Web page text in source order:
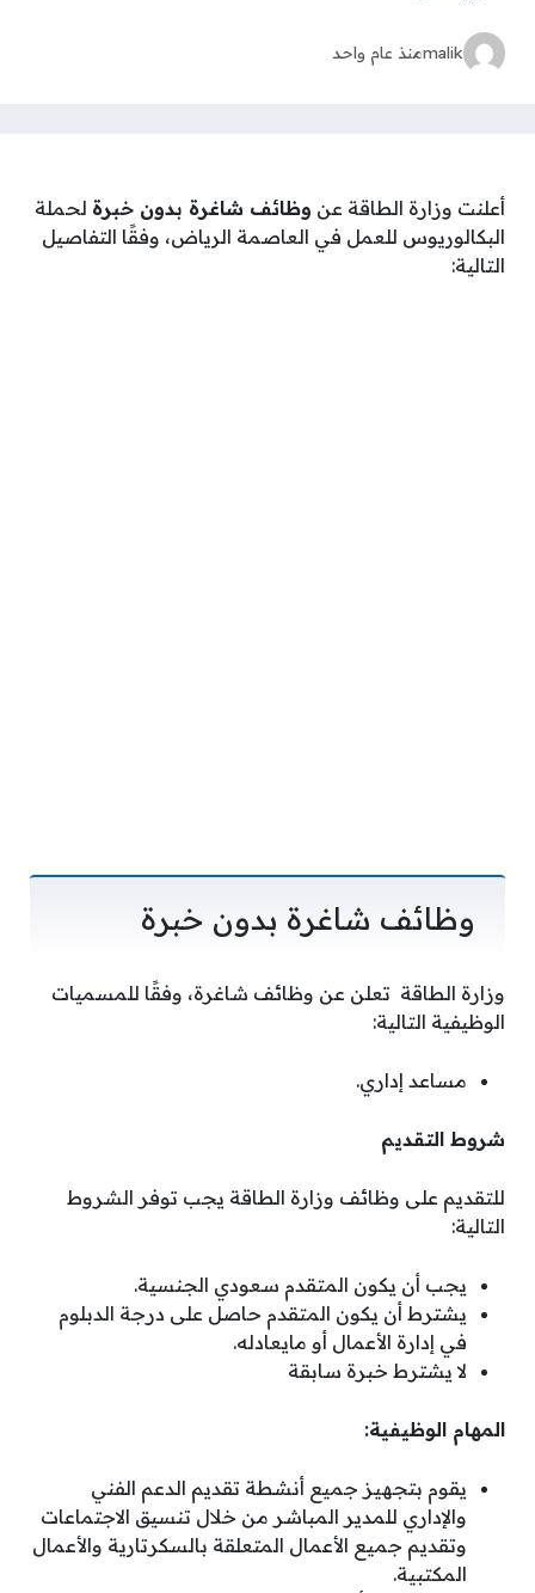
malikمنذ عام واحد
أعلنت وزارة الطاقة عن وظائف شاغرة بدون خبرة لحملة
البكالوريوس للعمل في العاصمة الرياض، وفقًا التفاصيل
التالية:
وظائف شاغرة بدون خبرة
وزارة الطاقة تعلن عن وظائف شاغرة، وفقًا للمسميات
الوظيفية التالية:
مساعد إداري.
شروط التقديم
للتقديم على وظائف وزارة الطاقة يجب توفر الشروط
التالية:
يجب أن يكون المتقدم سعودي الجنسية.
يشترط أن يكون المتقدم حاصل على درجة الدبلوم
في إدارة الأعمال أو مايعادله.
لا يشترط خبرة سابقة
المهام الوظيفية:
يقوم بتجهيز جميع أنشطة تقديم الدعم الفني
والإداري للمدير المباشر من خلال تنسيق الاجتماعات
وتقديم جميع الأعمال المتعلقة بالسكرتارية والأعمال
المكتبية.